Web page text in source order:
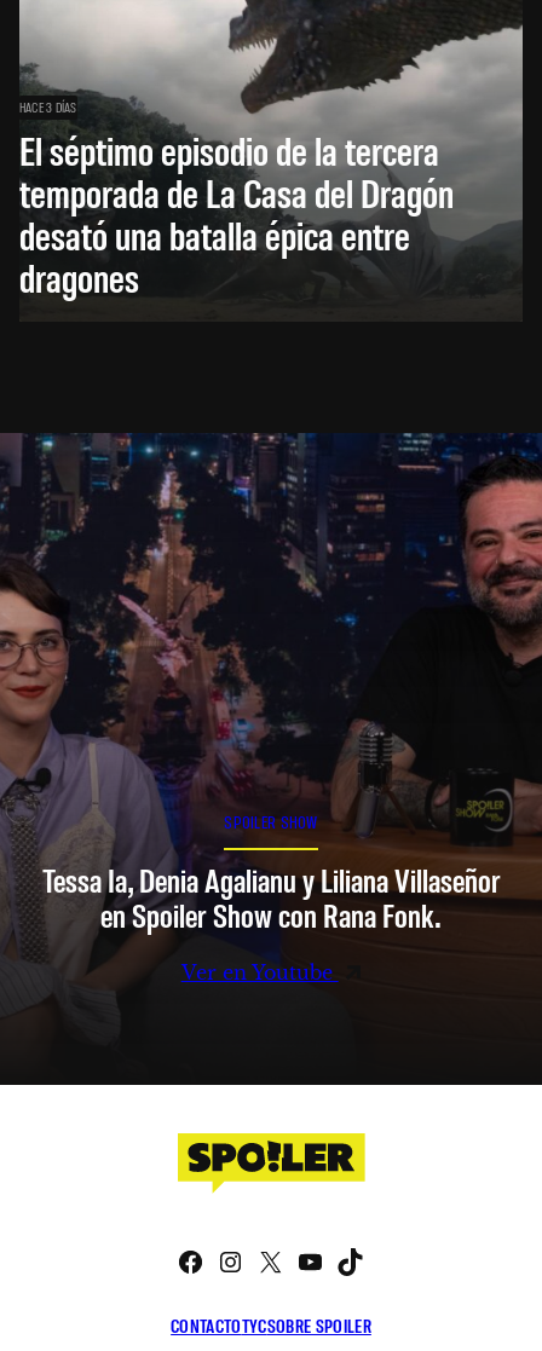
HACE 3 DÍAS
El séptimo episodio de la tercera
temporada de La Casa del Dragón
desató una batalla épica entre
dragones
SPOILER SHOW
Tessa Ia, Denia Agalianu y Liliana Villaseñor
en Spoiler Show con Rana Fonk.
Ver en Youtube
CONTACTOTYCSOBRE SPOILER
Facebook
Instagram
X YouTube